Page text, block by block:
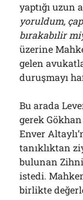
yaptığı uzun
yoruldum,
bırakabılir
üzerine
gelen
duruşmayı
Bu arada
gerek
Enver
tanıklıktan
bulunan Zihni
istedi.
birlikte